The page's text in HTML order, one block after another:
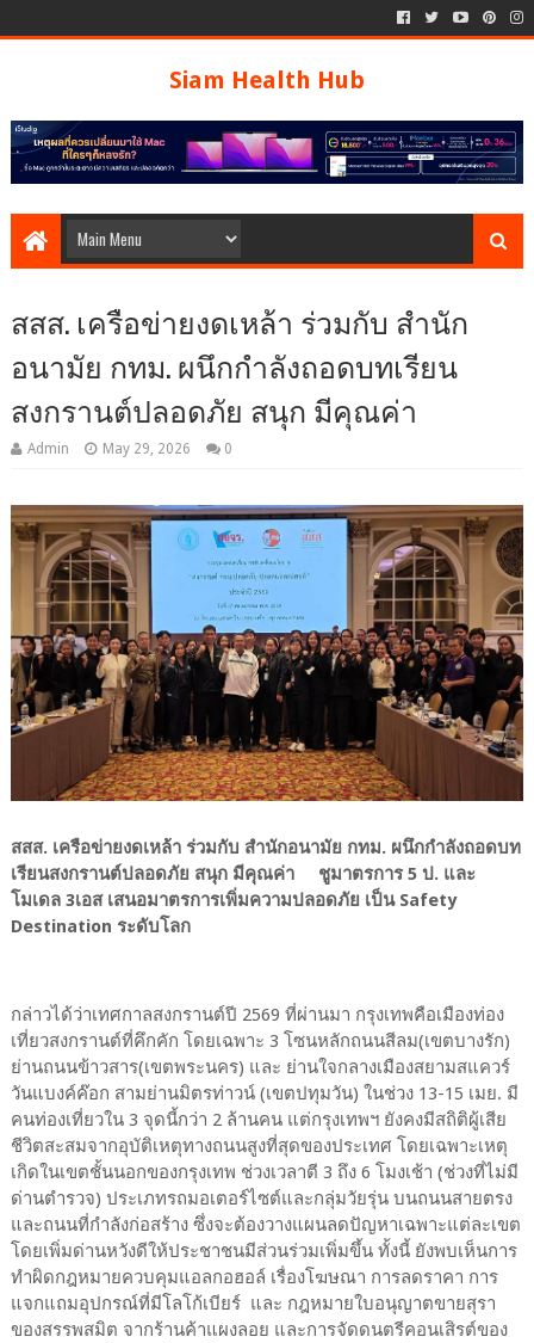
Siam Health Hub
สสส. เครือข่ายงดเหล้า ร่วมกับ สำนัก
อนามัย กทม. ผนึกกำลังถอดบทเรียน
สงกรานต์ปลอดภัย สนุก มีคุณค่า
Admin May 29, 2026 0
สสส. เครือข่ายงดเหล้า ร่วมกับ สำนักอนามัย กทม. ผนึกกำลังถอดบท
เรียนสงกรานต์ปลอดภัย สนุก มีคุณค่า ชูมาตรการ 5 ป. และ
โมเดล 3เอส เสนอมาตรการเพิ่มความปลอดภัย เป็น Safety
Destination ระดับโลก
กล่าวได้ว่าเทศกาลสงกรานต์ปี 2569 ที่ผ่านมา กรุงเทพคือเมืองท่อง
เที่ยวสงกรานต์ที่คึกคัก โดยเฉพาะ 3 โซนหลักถนนสีลม(เขตบางรัก)
ย่านถนนข้าวสาร(เขตพระนคร) และ ย่านใจกลางเมืองสยามสแควร์
วันแบงค์ค๊อก สามย่านมิตรท่าวน์ (เขตปทุมวัน) ในช่วง 13-15 เมย. มี
คนท่องเที่ยวใน 3 จุดนี้กว่า 2 ล้านคน แต่กรุงเทพฯ ยังคงมีสถิติผู้เสีย
ชีวิตสะสมจากอุบัติเหตุทางถนนสูงที่สุดของประเทศ โดยเฉพาะเหตุ
เกิดในเขตชั้นนอกของกรุงเทพ ช่วงเวลาตี 3 ถึง 6 โมงเช้า (ช่วงที่ไม่มี
ด่านตำรวจ) ประเภทรถมอเตอร์ไซต์และกลุ่มวัยรุ่น บนถนนสายตรง
และถนนที่กำลังก่อสร้าง ซึ่งจะต้องวางแผนลดปัญหาเฉพาะแต่ละเขต
โดยเพิ่มด่านหวังดีให้ประชาชนมีส่วนร่วมเพิ่มขึ้น ทั้งนี้ ยังพบเห็นการ
ทำผิดกฎหมายควบคุมแอลกอฮอล์ เรื่องโฆษณา การลดราคา การ
แจกแถมอุปกรณ์ที่มีโลโก้เบียร์ และ กฎหมายใบอนุญาตขายสุรา
ของสรรพสมิต จากร้านค้าแผงลอย และการจัดดนตรีคอนเสิรต์ของ